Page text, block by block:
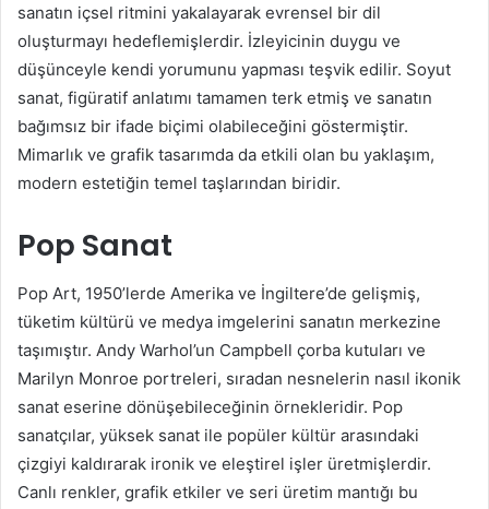
sanatın içsel ritmini yakalayarak evrensel bir dil
oluşturmayı hedeflemişlerdir. İzleyicinin duygu ve
düşünceyle kendi yorumunu yapması teşvik edilir. Soyut
sanat, figüratif anlatımı tamamen terk etmiş ve sanatın
bağımsız bir ifade biçimi olabileceğini göstermiştir.
Mimarlık ve grafik tasarımda da etkili olan bu yaklaşım,
modern estetiğin temel taşlarından biridir.
Pop Sanat
Pop Art, 1950’lerde Amerika ve İngiltere’de gelişmiş,
tüketim kültürü ve medya imgelerini sanatın merkezine
taşımıştır. Andy Warhol’un Campbell çorba kutuları ve
Marilyn Monroe portreleri, sıradan nesnelerin nasıl ikonik
sanat eserine dönüşebileceğinin örnekleridir. Pop
sanatçılar, yüksek sanat ile popüler kültür arasındaki
çizgiyi kaldırarak ironik ve eleştirel işler üretmişlerdir.
Canlı renkler, grafik etkiler ve seri üretim mantığı bu